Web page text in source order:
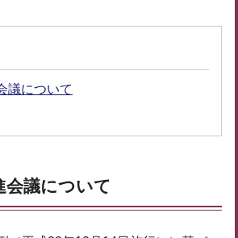
議について
会議について